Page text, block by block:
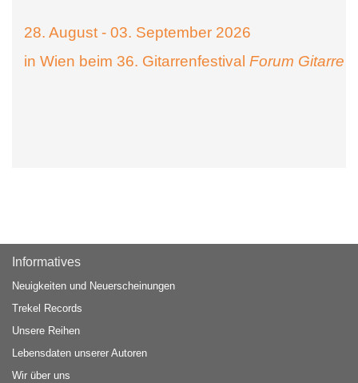
28. August - 03. September 2026
in Wien beim 36. Gitarrenfestival Forum Gitarre
Informatives
Neuigkeiten und Neuerscheinungen
Trekel Records
Unsere Reihen
Lebensdaten unserer Autoren
Wir über uns